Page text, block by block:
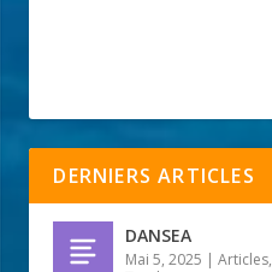
DERNIERS ARTICLES
DANSEA
Mai 5, 2025 |Articles,